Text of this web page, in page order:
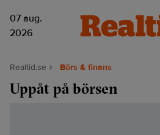
07 aug.
2026
Realtid.se Börs & finans
Uppåt på börsen